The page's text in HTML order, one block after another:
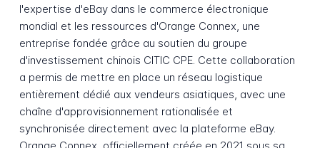
l'expertise d'eBay dans le commerce électronique
mondial et les ressources d'Orange Connex, une
entreprise fondée grâce au soutien du groupe
d'investissement chinois CITIC CPE. Cette collaboration
a permis de mettre en place un réseau logistique
entièrement dédié aux vendeurs asiatiques, avec une
chaîne d'approvisionnement rationalisée et
synchronisée directement avec la plateforme eBay.